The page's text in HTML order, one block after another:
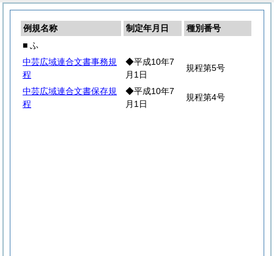
例規名称 制定年月日
種別番号
■ ふ
中芸広域連合文書事務規
程
◆平成10年7
月1日
規程第5号
中芸広域連合文書保存規
程
◆平成10年7
月1日
規程第4号